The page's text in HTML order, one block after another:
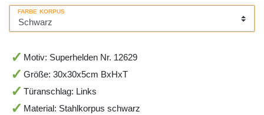
FARBE KORPUS
Motiv: Superhelden Nr. 12629
Größe: 30x30x5cm BxHxT
Türanschlag: Links
Material: Stahlkorpus schwarz